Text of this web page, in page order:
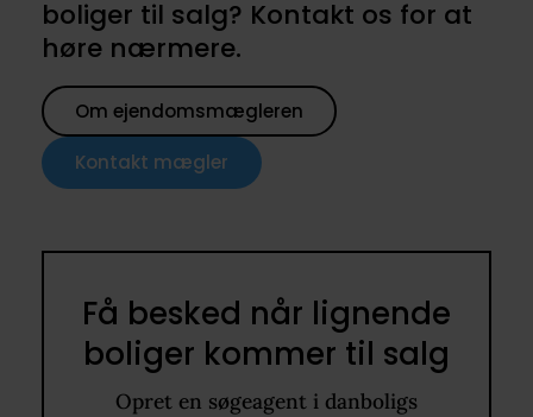
boliger til salg? Kontakt os for at
høre nærmere.
Om ejendomsmægleren
Kontakt mægler
Få besked når lignende
boliger kommer til salg
Opret en søgeagent i danboligs